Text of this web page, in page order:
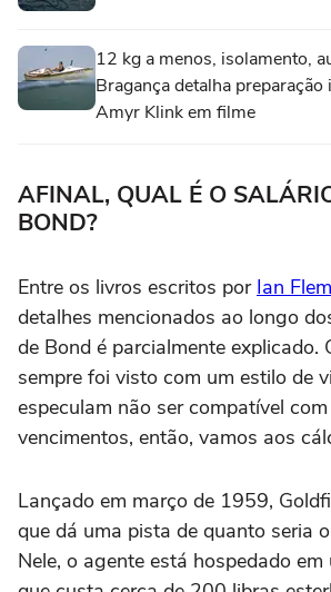
12 kg a menos, isolamento,
Bragança detalha
Amyr Klink em filme
AFINAL, QUAL É O
BOND?
Entre os livros escritos por Ian
detalhes mencionados ao longo
de Bond é parcialmente explicado.
sempre foi visto com um estilo de
especulam não ser compatível
vencimentos, então, vamos aos
Lançado em março de 1959,
que dá uma pista de quanto seria
Nele, o agente está hospedado